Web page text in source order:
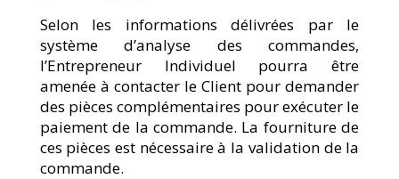
Selon les informations délivrées par le
système d’analyse des commandes,
l’Entrepreneur Individuel pourra être
amenée à contacter le Client pour demander
des pièces complémentaires pour exécuter le
paiement de la commande. La fourniture de
ces pièces est nécessaire à la validation de la
commande.